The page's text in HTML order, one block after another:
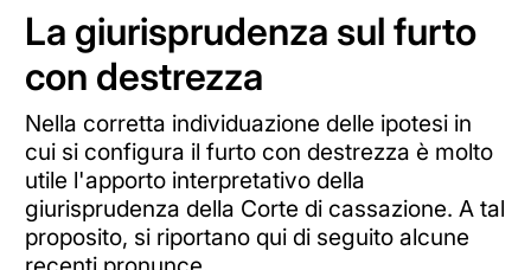
La giurisprudenza sul furto
con destrezza
Nella corretta individuazione delle ipotesi in
cui si configura il furto con destrezza è molto
utile l'apporto interpretativo della
giurisprudenza della Corte di cassazione. A tal
proposito, si riportano qui di seguito alcune